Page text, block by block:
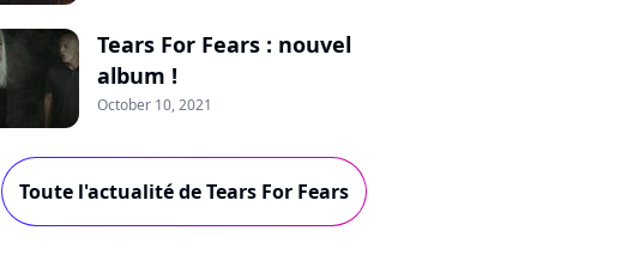
Tears For Fears : nouvel
album !
October 10, 2021
Toute l'actualité de Tears For Fears